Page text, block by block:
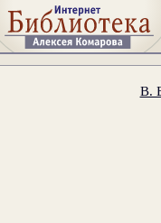
В.